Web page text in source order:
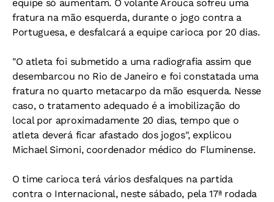
equipe só aumentam. O volante Arouca sofreu uma
fratura na mão esquerda, durante o jogo contra a
Portuguesa, e desfalcará a equipe carioca por 20 dias.
"O atleta foi submetido a uma radiografia assim que
desembarcou no Rio de Janeiro e foi constatada uma
fratura no quarto metacarpo da mão esquerda. Nesse
caso, o tratamento adequado é a imobilização do
local por aproximadamente 20 dias, tempo que o
atleta deverá ficar afastado dos jogos", explicou
Michael Simoni, coordenador médico do Fluminense.
O time carioca terá vários desfalques na partida
contra o Internacional, neste sábado, pela 17ª rodada